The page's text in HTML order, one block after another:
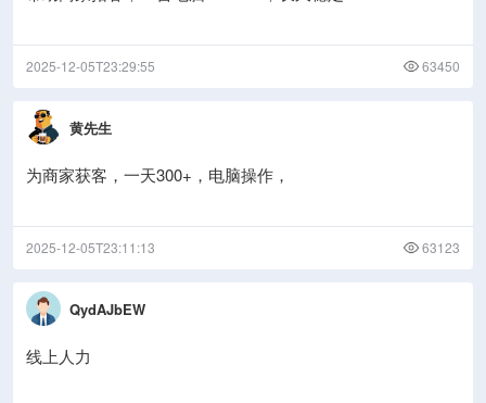
2025-12-05T23:29:55 63450
黄先生
为商家获客，一天300+，电脑操作，
2025-12-05T23:11:13 63123
QydAJbEW
线上人力